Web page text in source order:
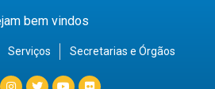
bem vindos
Serviços Secretarias e Órgãos